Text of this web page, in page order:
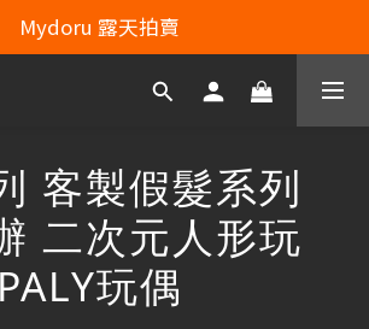
Line Officiel ：@703feias
Mydoru 露天拍賣
Line Officiel ：@703feias
客製假髮系列
二次元人形玩
玩偶